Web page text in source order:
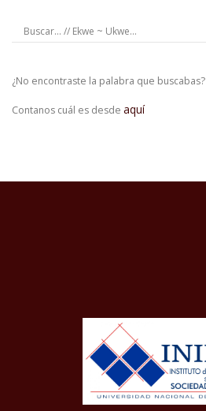
¿No encontraste la palabra que buscabas?
Contanos cuál es desde aquí